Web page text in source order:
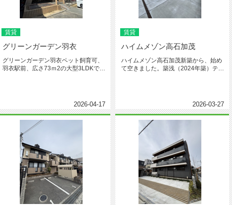
賃貸
グリーンガーデン羽衣
グリーンガーデン羽衣ペット飼育可、
羽衣駅前、広さ73ｍ2の大型3LDKで
2026-04-17
賃貸
ハイムメゾン高石加茂
ハイムメゾン高石加茂新築から、始め
て空きました。築浅（2024年築）テラ
2026-03-27